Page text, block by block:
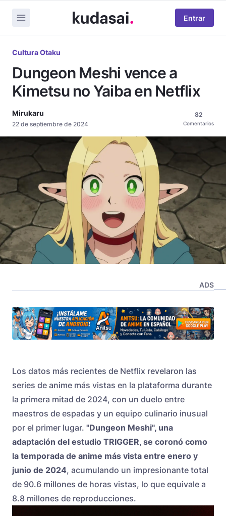
Entrar
Cultura Otaku
Dungeon Meshi vence a
Kimetsu no Yaiba en Netflix
Mirukaru
22 de septiembre de 2024
82
Comentarios
ADS
Los datos más recientes de Netflix revelaron las
series de anime más vistas en la plataforma durante
la primera mitad de 2024, con un duelo entre
maestros de espadas y un equipo culinario inusual
por el primer lugar. "Dungeon Meshi", una
adaptación del estudio TRIGGER, se coronó como
la temporada de anime más vista entre enero y
junio de 2024, acumulando un impresionante total
de 90.6 millones de horas vistas, lo que equivale a
8.8 millones de reproducciones.